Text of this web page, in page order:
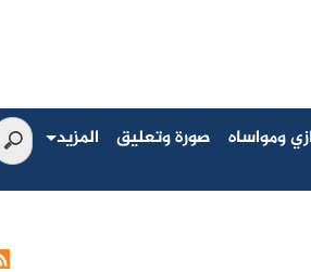
ومواساه صورة وتعليق المزيد